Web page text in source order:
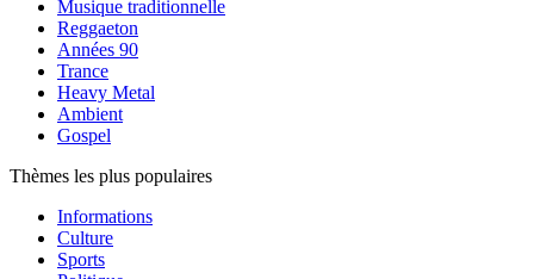
Musique traditionnelle
Reggaeton
Années 90
Trance
Heavy Metal
Ambient
Gospel
Thèmes les plus populaires
Informations
Culture
Sports